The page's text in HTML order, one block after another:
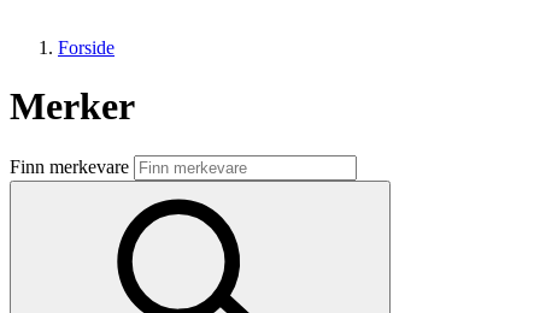
Butikker
Mat og drikke
Forside
Merker
Finn merkevare